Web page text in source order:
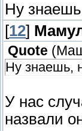
Ну
[12]
Quote (
Ну знаешь,
У нас
назвали